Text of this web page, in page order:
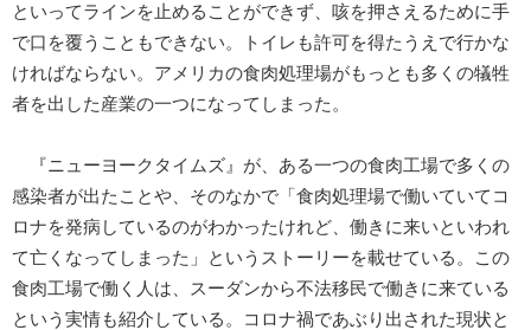
といってラインを止めることができず、咳を押さえるために手
で口を覆うこともできない。トイレも許可を得たうえで行かな
ければならない。アメリカの食肉処理場がもっとも多くの犠牲
者を出した産業の一つになってしまった。
『ニューヨークタイムズ』が、ある一つの食肉工場で多くの
感染者が出たことや、そのなかで「食肉処理場で働いていてコ
ロナを発病しているのがわかったけれど、働きに来いといわれ
て亡くなってしまった」というストーリーを載せている。この
食肉工場で働く人は、スーダンから不法移民で働きに来ている
という実情も紹介している。コロナ禍であぶり出された現状と